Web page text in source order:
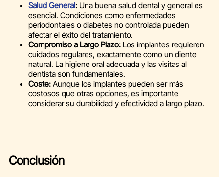
Salud General: Una buena salud dental y general es
esencial. Condiciones como enfermedades
periodontales o diabetes no controlada pueden
afectar el éxito del tratamiento.
Compromiso a Largo Plazo: Los implantes requieren
cuidados regulares, exactamente como un diente
natural. La higiene oral adecuada y las visitas al
dentista son fundamentales.
Coste: Aunque los implantes pueden ser más
costosos que otras opciones, es importante
considerar su durabilidad y efectividad a largo plazo.
Conclusión